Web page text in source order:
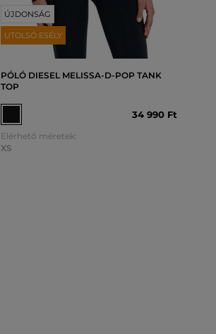
ÚJDONSÁG
UTOLSÓ ESÉLY
PÓLÓ DIESEL MELISSA-D-POP TANK
TOP
34 990 Ft
Elérhető méretek:
XS